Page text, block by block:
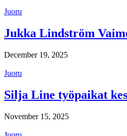
Juoru
Jukka Lindström
December 19, 2025
Juoru
Silja Line työpaikat
November 15, 2025